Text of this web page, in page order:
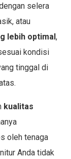
selera
atau
lebih optimal,
kondisi
tinggal di
kualitas
oleh tenaga
Anda tidak